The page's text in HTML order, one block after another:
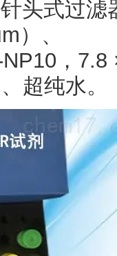
头式过滤
）、
，
超纯水。